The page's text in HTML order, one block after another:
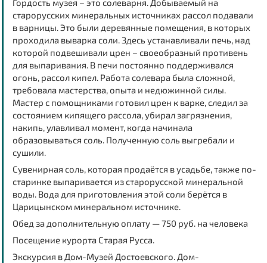
Гордость музея – это солеварня. Добываемый на
старорусских минеральных источниках рассол подавали
в варницы. Это были деревянные помещения, в которых
проходила выварка соли. Здесь устанавливали печь, над
которой подвешивали црен – своеобразный противень
для выпаривания. В печи постоянно поддерживался
огонь, рассол кипел. Работа солевара была сложной,
требовала мастерства, опыта и недюжинной силы.
Мастер с помощниками готовил црен к варке, следил за
состоянием кипящего рассола, убирал загрязнения,
накипь, улавливал момент, когда начинала
образовываться соль. Полученную соль выгребали и
сушили.
Сувенирная соль, которая продаётся в усадьбе, также по-
старинке выпаривается из старорусской минеральной
воды. Вода для приготовления этой соли берётся в
Царицынском минеральном источнике.
Обед за дополнительную оплату — 750 руб. на человека
Посещение курорта Старая Русса.
Экскурсия в Дом-Музей Достоевского. Дом-